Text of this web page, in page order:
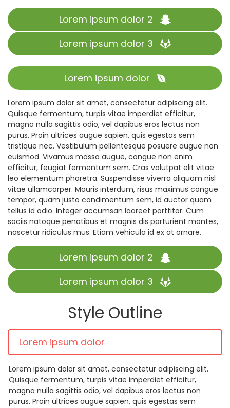
Lorem ipsum dolor 2
Lorem ipsum dolor 3
Lorem ipsum dolor
Lorem ipsum dolor sit amet, consectetur adipiscing elit.
Quisque fermentum, turpis vitae imperdiet efficitur,
magna nulla sagittis odio, vel dapibus eros lectus non
purus. Proin ultrices augue sapien, quis egestas sem
tristique nec. Vestibulum pellentesque posuere augue non
euismod. Vivamus massa augue, congue non enim
efficitur, feugiat fermentum sem. Cras volutpat elit vitae
leo elementum pharetra. Suspendisse viverra aliquam nisl
vitae ullamcorper. Mauris interdum, risus maximus congue
tempor, quam justo condimentum sem, id auctor quam
tellus id odio. Integer accumsan laoreet porttitor. Cum
sociis natoque penatibus et magnis dis parturient montes,
nascetur ridiculus mus. Etiam vehicula id ex at ornare.
Lorem ipsum dolor 2
Lorem ipsum dolor 3
Style Outline
Lorem ipsum dolor
Lorem ipsum dolor sit amet, consectetur adipiscing elit.
Quisque fermentum, turpis vitae imperdiet efficitur,
magna nulla sagittis odio, vel dapibus eros lectus non
purus. Proin ultrices augue sapien, quis egestas sem